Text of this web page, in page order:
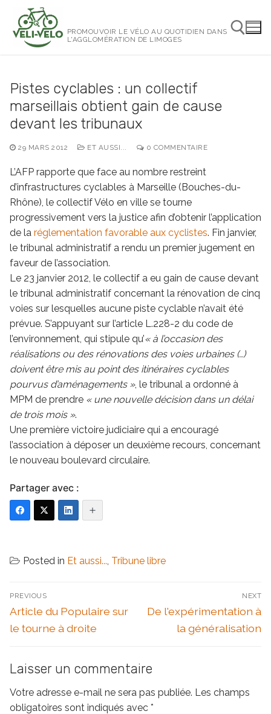
contenu
PROMOUVOIR LE VÉLO AU QUOTIDIEN DANS
L'AGGLOMÉRATION DE LIMOGES
Pistes cyclables : un collectif
marseillais obtient gain de cause
devant les tribunaux
29 MARS 2012 ET AUSSI... 0 COMMENTAIRE
L’AFP rapporte que face au nombre restreint
d’infrastructures cyclables à Marseille (Bouches-du-
Rhône), le collectif Vélo en ville se tourne
progressivement vers la justice afin d’obtenir l’application
de la réglementation favorable aux cyclistes. Fin janvier,
le tribunal administratif a rendu un premier jugement en
faveur de l’association.
Le 23 janvier 2012, le collectif a eu gain de cause devant
le tribunal administratif concernant la rénovation de cinq
voies sur lesquelles aucune piste cyclable n’avait été
prévue. S’appuyant sur l’article L.228-2 du code de
l’environnement, qui stipule qu’« à l’occasion des
réalisations ou des rénovations des voies urbaines (…)
doivent être mis au point des itinéraires cyclables
pourvus d’aménagements », le tribunal a ordonné à
MPM de prendre « une nouvelle décision dans un délai
de trois mois ».
Une première victoire judiciaire qui a encouragé
l’association à déposer un deuxième recours, concernant
le nouveau boulevard circulaire.
Partager avec :
Posted in Et aussi... Tribune libre
Navigation
de
l’article
PREVIOUS
Previous
post:
Article du Populaire sur
le tourne à droite
NEXT
Next
De l'expérimentation à
la généralisation
Laisser un commentaire
Votre adresse e-mail ne sera pas publiée. Les champs
obligatoires sont indiqués avec *